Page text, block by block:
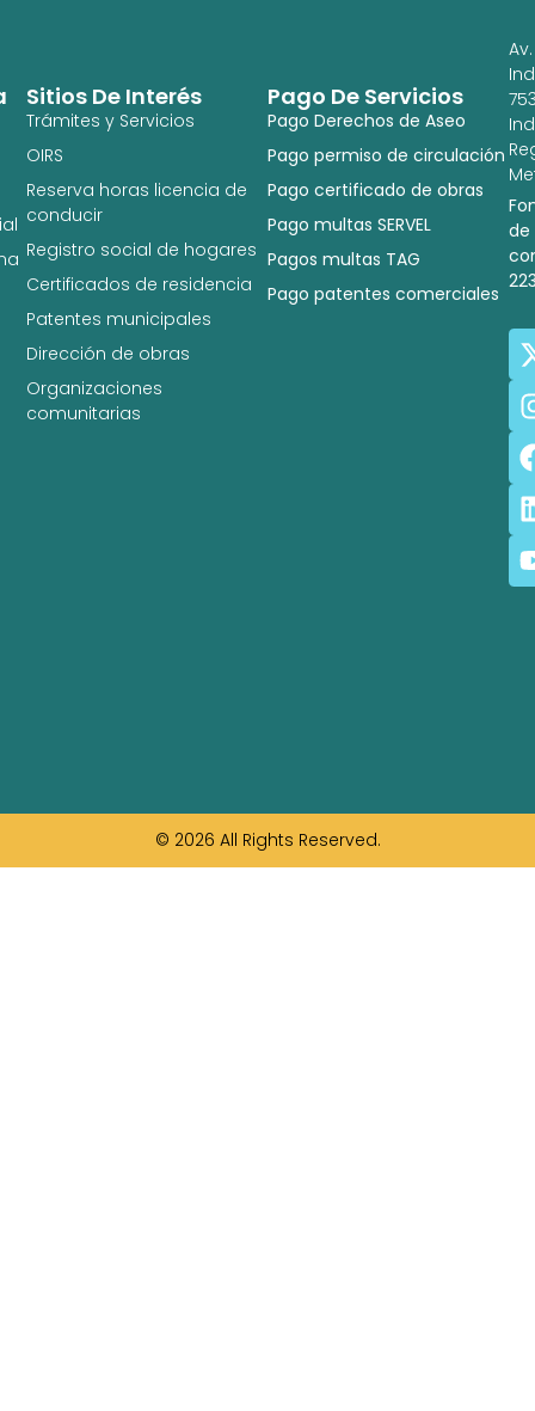
Pago De Servicios
Pago Derechos de Aseo
Pago permiso de circulación
Pago certificado de obras
Pago multas SERVEL
Pagos multas TAG
Pago patentes comerciales
Sitios De Interés
Trámites y Servicios
OIRS
Reserva horas licencia de
conducir
Registro social de hogares
Certificados de residencia
Patentes municipales
Dirección de obras
Organizaciones
comunitarias
Av.
de
© 2026 All Rights Reserved.